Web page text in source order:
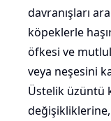
davranışları
köpeklerle
öfkesi ve
veya neşesini
Üstelik üzüntü